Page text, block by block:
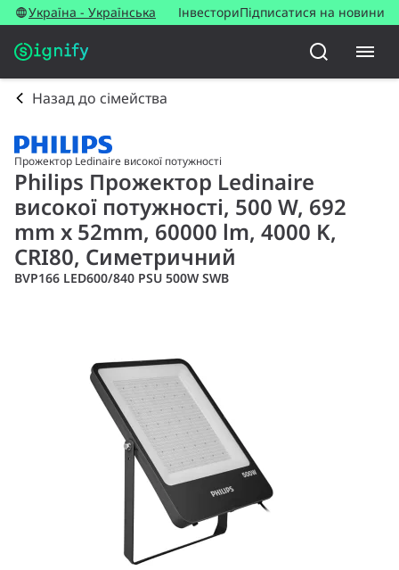
Україна - Українська ІнвесториПідписатися на новини
Назад до сімейства
Прожектор Ledinaire високої потужності
Philips Прожектор Ledinaire
високої потужності, 500 W, 692
mm x 52mm, 60000 lm, 4000 K,
CRI80, Симетричний
BVP166 LED600/840 PSU 500W SWB